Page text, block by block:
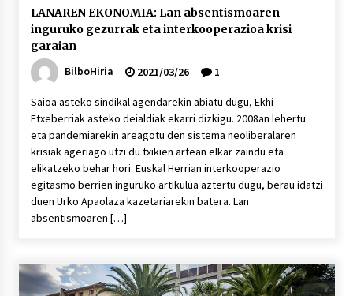
LANAREN EKONOMIA: Lan absentismoaren
inguruko gezurrak eta interkooperazioa krisi
garaian
BilboHiria
2021/03/26 1
Saioa asteko sindikal agendarekin abiatu dugu, Ekhi
Etxeberriak asteko deialdiak ekarri dizkigu. 2008an lehertu
eta pandemiarekin areagotu den sistema neoliberalaren
krisiak ageriago utzi du txikien artean elkar zaindu eta
elikatzeko behar hori. Euskal Herrian interkooperazio
egitasmo berrien inguruko artikulua aztertu dugu, berau idatzi
duen Urko Apaolaza kazetariarekin batera. Lan
absentismoaren […]